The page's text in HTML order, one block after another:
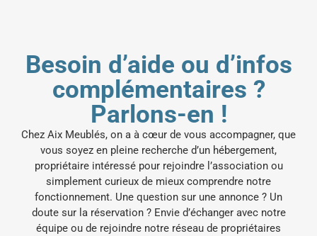
Besoin d’aide ou d’infos
complémentaires ?
Parlons-en !
Chez Aix Meublés, on a à cœur de vous accompagner, que
vous soyez en pleine recherche d’un hébergement,
propriétaire intéressé pour rejoindre l’association ou
simplement curieux de mieux comprendre notre
fonctionnement. Une question sur une annonce ? Un
doute sur la réservation ? Envie d’échanger avec notre
équipe ou de rejoindre notre réseau de propriétaires